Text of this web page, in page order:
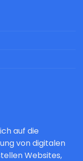
auf die
von digitalen
Websites,